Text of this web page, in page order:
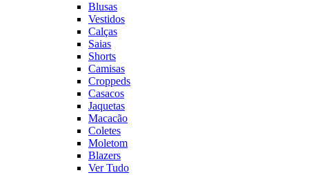
Blusas
Vestidos
Calças
Saias
Shorts
Camisas
Croppeds
Casacos
Jaquetas
Macacão
Coletes
Moletom
Blazers
Ver Tudo